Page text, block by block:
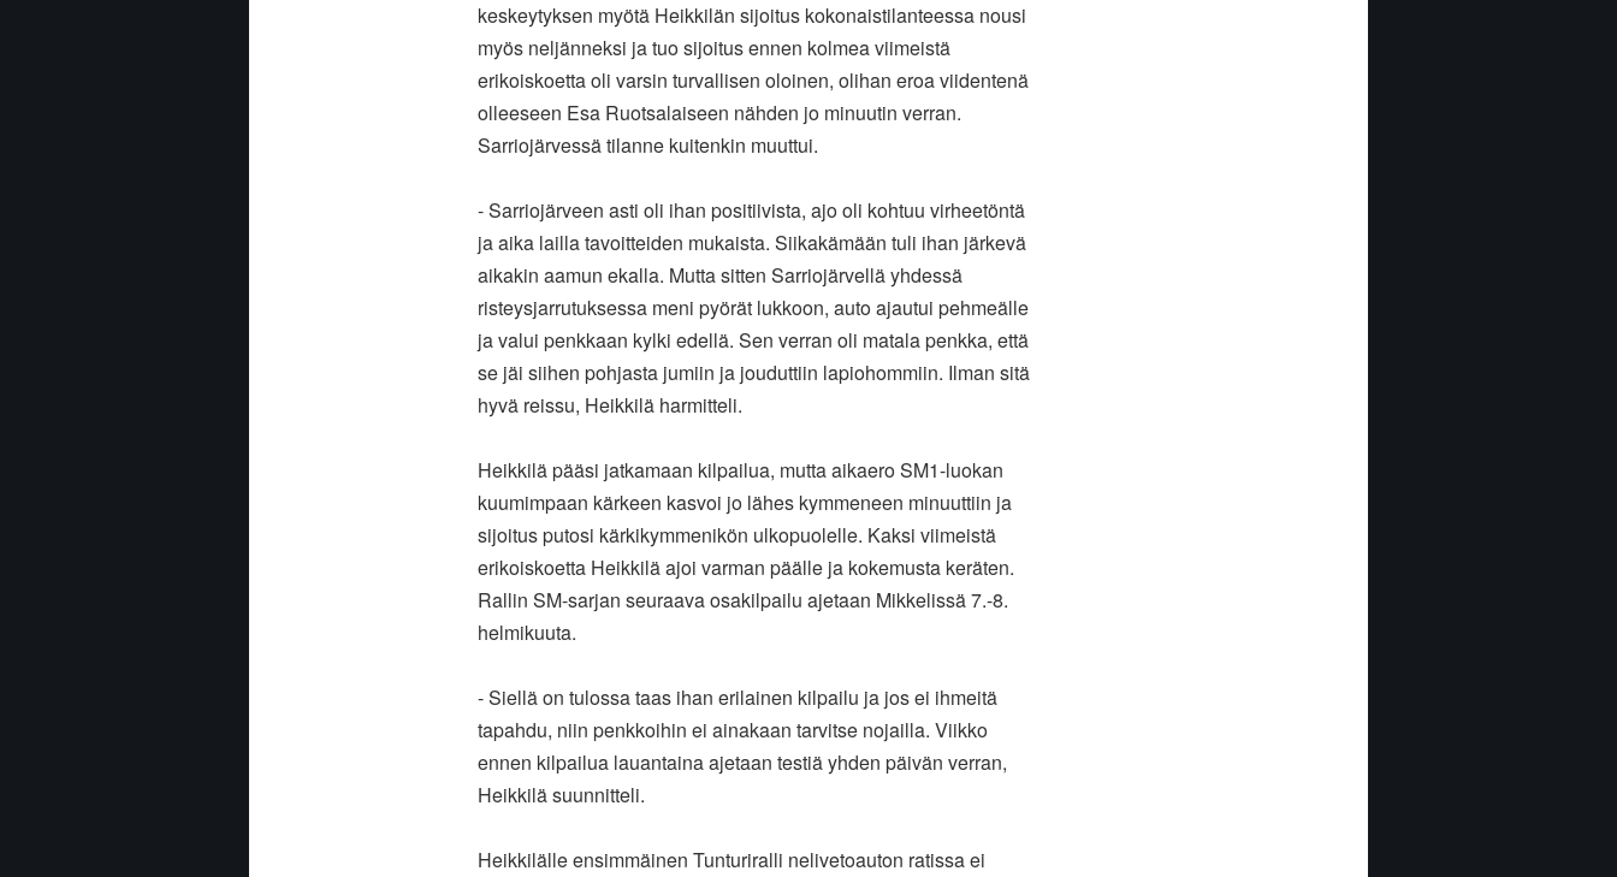
keskeytyksen myötä Heikkilän sijoitus kokonaistilanteessa nousi
myös neljänneksi ja tuo sijoitus ennen kolmea viimeistä
erikoiskoetta oli varsin turvallisen oloinen, olihan eroa viidentenä
olleeseen Esa Ruotsalaiseen nähden jo minuutin verran.
Sarriojärvessä tilanne kuitenkin muuttui.
- Sarriojärveen asti oli ihan positiivista, ajo oli kohtuu virheetöntä
ja aika lailla tavoitteiden mukaista. Siikakämään tuli ihan järkevä
aikakin aamun ekalla. Mutta sitten Sarriojärvellä yhdessä
risteysjarrutuksessa meni pyörät lukkoon, auto ajautui pehmeälle
ja valui penkkaan kylki edellä. Sen verran oli matala penkka, että
se jäi siihen pohjasta jumiin ja jouduttiin lapiohommiin. Ilman sitä
hyvä reissu, Heikkilä harmitteli.
Heikkilä pääsi jatkamaan kilpailua, mutta aikaero SM1-luokan
kuumimpaan kärkeen kasvoi jo lähes kymmeneen minuuttiin ja
sijoitus putosi kärkikymmenikön ulkopuolelle. Kaksi viimeistä
erikoiskoetta Heikkilä ajoi varman päälle ja kokemusta keräten.
Rallin SM-sarjan seuraava osakilpailu ajetaan Mikkelissä 7.-8.
helmikuuta.
- Siellä on tulossa taas ihan erilainen kilpailu ja jos ei ihmeitä
tapahdu, niin penkkoihin ei ainakaan tarvitse nojailla. Viikko
ennen kilpailua lauantaina ajetaan testiä yhden päivän verran,
Heikkilä suunnitteli.
Heikkilälle ensimmäinen Tunturiralli nelivetoauton ratissa ei